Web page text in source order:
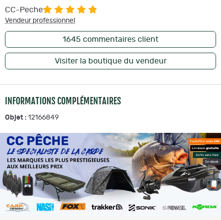
CC-Peche
Vendeur professionnel
1645 commentaires client
Visiter la boutique du vendeur
INFORMATIONS COMPLÉMENTAIRES
Objet : 12166849